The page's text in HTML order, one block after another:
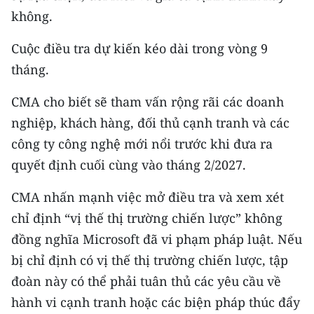
ENGLISH
中文
FRANÇAIS
РУССКИЙ
ESPAÑOL
한국어
không.
Cuộc điều tra dự kiến kéo dài trong vòng 9
tháng.
CMA cho biết sẽ tham vấn rộng rãi các doanh
nghiệp, khách hàng, đối thủ cạnh tranh và các
công ty công nghệ mới nổi trước khi đưa ra
quyết định cuối cùng vào tháng 2/2027.
CMA nhấn mạnh việc mở điều tra và xem xét
chỉ định “vị thế thị trường chiến lược” không
đồng nghĩa Microsoft đã vi phạm pháp luật. Nếu
bị chỉ định có vị thế thị trường chiến lược, tập
đoàn này có thể phải tuân thủ các yêu cầu về
hành vi cạnh tranh hoặc các biện pháp thúc đẩy